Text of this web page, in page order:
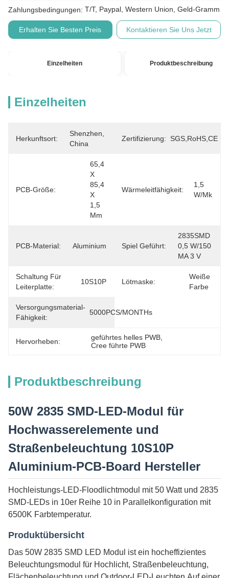
Zahlungsbedingungen: T/T, Paypal, Western Union, Geld-Gramm
Erhalten Sie Besten Preis Kontaktieren Sie Uns Jetzt
Einzelheiten Produktbeschreibung
Einzelheiten
Herkunftsort:
Shenzhen,
China
Zertifizierung: SGS,RoHS,CE
PCB-Größe:
65,4
X
85,4
X
1,5
Mm
Wärmeleitfähigkeit:
1,5
W/mk
PCB-Material: Aluminium Spiel Geführt:
2835SMD
0,5 W/150
MA 3 V
Schaltung Für
Leiterplatte:
10S10P Lötmaske:
Weiße
Farbe
Versorgungsmaterial-
Fähigkeit:
5000PCS/MONTHs
Hervorheben: geführtes helles PWB
Cree führte PWB
Produktbeschreibung
50W 2835 SMD-LED-Modul für
Hochwasserelemente und
Straßenbeleuchtung 10S10P
Aluminium-PCB-Board Hersteller
Hochleistungs-LED-Floodlichtmodul mit 50 Watt und 2835
SMD-LEDs in 10er Reihe 10 in Parallelkonfiguration mit
6500K Farbtemperatur.
Produktübersicht
Das 50W 2835 SMD LED Modul ist ein hocheffizientes
Beleuchtungsmodul für Hochlicht, Straßenbeleuchtung,